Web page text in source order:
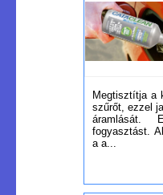
Megtisztítja a
szűrőt, ezzel
áramlását.
fogyasztást.
a a...